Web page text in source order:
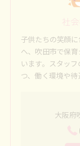
社
子供たちの笑顔
へ、吹田市で保
います。スタッ
つ、働く環境や待
大阪府